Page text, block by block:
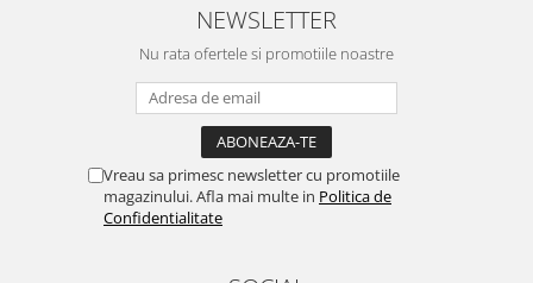
NEWSLETTER
Nu rata ofertele si promotiile noastre
Vreau sa primesc newsletter cu promotiile
magazinului. Afla mai multe in Politica de
Confidentialitate